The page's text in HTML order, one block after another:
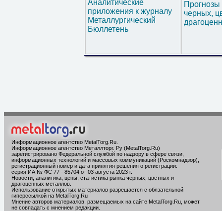
Аналитические
приложения к журналу
Металлургический
Бюллетень
черных,
Информационное агентство MetalTorg.Ru
Информационное агентство Металлторг. Ру (MetalTorg.Ru)
зарегистрировано Федеральной службой по надзору в сфере связи,
информационных технологий и массовых коммуникаций (Роскомнадзор),
регистрационный номер и дата принятия решения о регистрации:
серия ИА № ФС 77 - 85704 от 03 августа 2023 г.
Новости, аналитика, цены, статистика рынка черных, цветных и
драгоценных металлов.
Использование открытых материалов разрешается с обязательной
гиперссылкой на MetalTorg.Ru
Мнение авторов материалов, размещаемых на сайте MetalTorg.Ru, может
не совпадать с мнением редакции.